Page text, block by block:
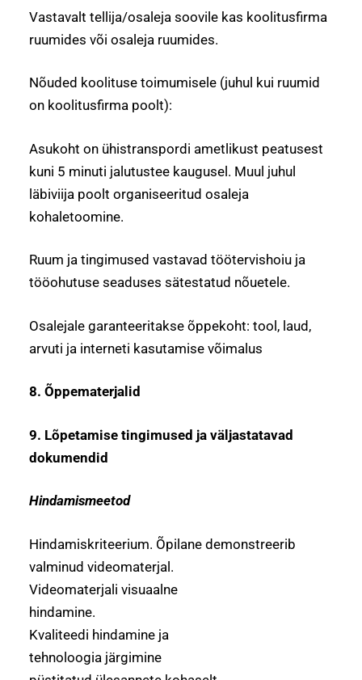
Vastavalt tellija/osaleja soovile kas koolitusfirma
ruumides või osaleja ruumides.
Nõuded koolituse toimumisele (juhul kui ruumid
on koolitusfirma poolt):
Asukoht on ühistranspordi ametlikust peatusest
kuni 5 minuti jalutustee kaugusel. Muul juhul
läbiviija poolt organiseeritud osaleja
kohaletoomine.
Ruum ja tingimused vastavad töötervishoiu ja
tööohutuse seaduses sätestatud nõuetele.
Osalejale garanteeritakse õppekoht: tool, laud,
arvuti ja interneti kasutamise võimalus
8. Õppematerjalid
9. Lõpetamise tingimused ja väljastatavad
dokumendid
Hindamismeetod
Hindamiskriteerium. Õpilane demonstreerib
valminud videomaterjal.
Videomaterjali visuaalne
hindamine.
Kvaliteedi hindamine ja
tehnoloogia järgimine